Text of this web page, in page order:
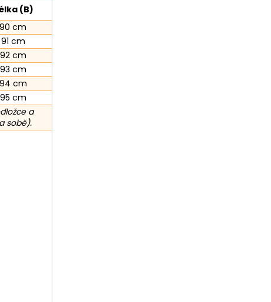
(B)
90 cm
91 cm
92 cm
93 cm
94 cm
95 cm
a
sobě).